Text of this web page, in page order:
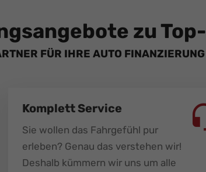
zu
FÜR IHRE AUTO FINANZIERUNG
Komplett Service
Sie wollen das Fahrgefühl pur
erleben? Genau das verstehen wir!
Deshalb kümmern wir uns um alle